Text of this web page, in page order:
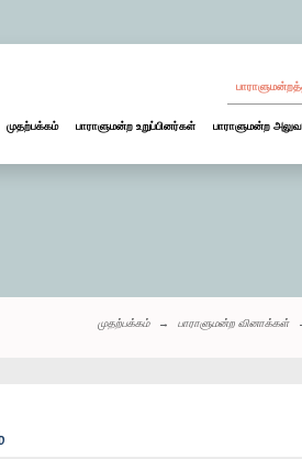
முதற்பக்கம் பாராளுமன்ற உறுப்பினர்கள் பாராளுமன்ற
முதற்பக்கம் பாராளுமன்ற வினாக்கள்